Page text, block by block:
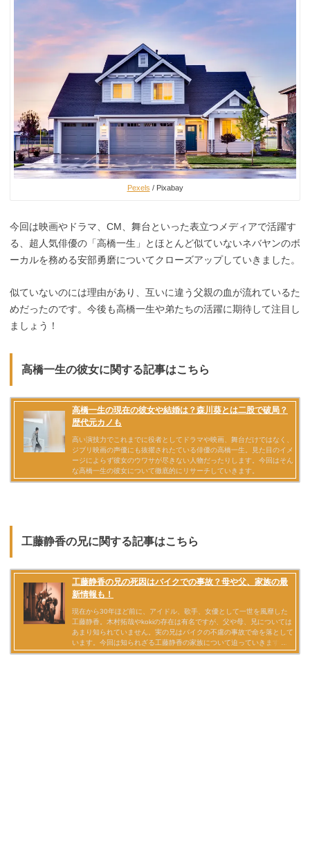
Pexels / Pixabay
今回は映画やドラマ、CM、舞台といった表立つメディアで活躍す
る、超人気俳優の「高橋一生」とほとんど似ていないネバヤンのボ
ーカルを務める安部勇磨についてクローズアップしていきました。
似ていないのには理由があり、互いに違う父親の血が流れているた
めだったのです。今後も高橋一生や弟たちの活躍に期待して注目し
ましょう！
高橋一生の彼女に関する記事はこちら
工藤静香の兄に関する記事はこちら